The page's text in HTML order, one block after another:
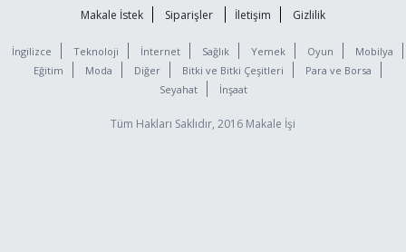
Makale İstek Siparişler İletişim Gizlilik
İngilizce Teknoloji İnternet Sağlık Yemek Oyun
Mobilya
Eğitim
Moda Diğer Bitki ve Bitki Çeşitleri
Para ve Borsa
Seyahat
İnşaat
Tüm Hakları Saklıdır, 2016 Makale İşi